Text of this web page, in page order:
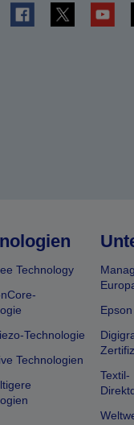
Technology
Technologie
Technologien
Textil-